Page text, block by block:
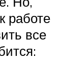
работе
все